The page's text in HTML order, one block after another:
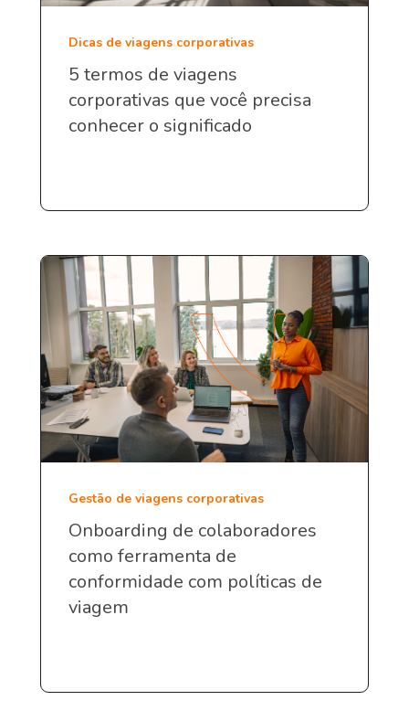
Dicas de viagens corporativas
5 termos de viagens
corporativas que você precisa
conhecer o significado
Gestão de viagens corporativas
Onboarding de colaboradores
como ferramenta de
conformidade com políticas de
viagem